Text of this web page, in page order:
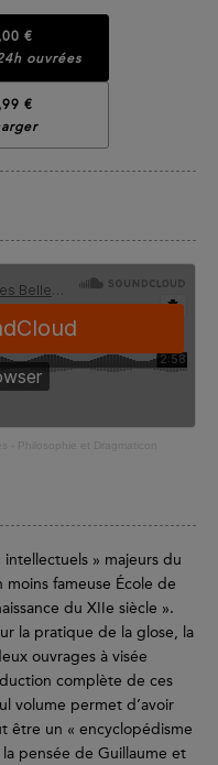
€
ouvrées
€
- Philosophie et Dragmaticon
» majeurs du
fameuse École de
du XIIe siècle ».
la pratique de la glose, la
ouvrages à visée
complète de ces
volume permet d’avoir
être un « encyclopédisme
pensée de Guillaume et